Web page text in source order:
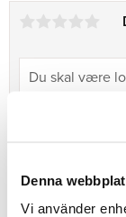
Denna
Vi använder
Bliv den første,